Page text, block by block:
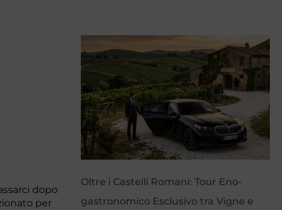
dopo
per
Oltre i Castelli Romani: Tour Eno-
gastronomico Esclusivo tra Vigne e